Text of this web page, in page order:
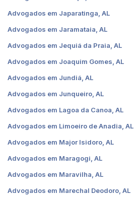
Advogados em Japaratinga, AL
Advogados em Jaramataia, AL
Advogados em Jequiá da Praia, AL
Advogados em Joaquim Gomes, AL
Advogados em Jundiá, AL
Advogados em Junqueiro, AL
Advogados em Lagoa da Canoa, AL
Advogados em Limoeiro de Anadia, AL
Advogados em Major Isidoro, AL
Advogados em Maragogi, AL
Advogados em Maravilha, AL
Advogados em Marechal Deodoro, AL